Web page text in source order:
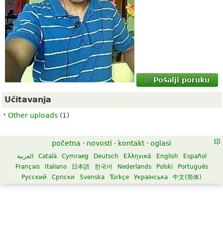
Pošalji poruku
Učitavanja
Other uploads (1)
početna · novosti · kontakt · oglasi
العربية Català Cymraeg Deutsch Ελληνικά English
Español
Français
Italiano 日本語 한국어 Nederlands Polski
Português
Русский
Српски Svenska Türkçe Українська 中文(简体)